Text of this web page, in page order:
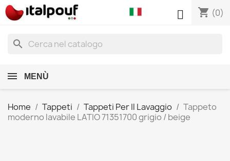
shopping_cart (0)

search
MENÙ
Home Tappeti Tappeti Per Il Lavaggio
Tappeto
moderno lavabile LATIO 71351700 grigio / beige